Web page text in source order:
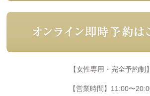
【女性専用・完全予約制】
【営業時間】11:00〜